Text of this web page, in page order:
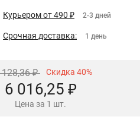
Курьером от 490 ₽ 2-3 дней
Срочная доставка: 1 день
128,36 ₽ Скидка 40%
6 016,25 ₽
Цена за 1 шт.